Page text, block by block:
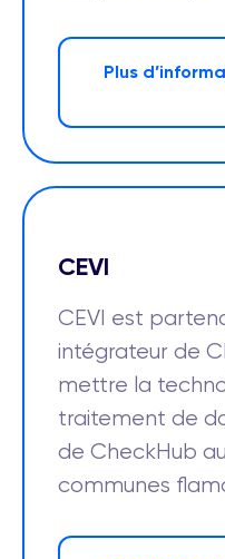
Plus
CEVI
CEVI est
intégrateur de
mettre la
traitement de
de CheckHub
communes